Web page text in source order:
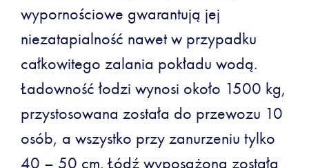
wypornościowe gwarantują jej
niezatapialność nawet w przypadku
całkowitego zalania pokładu wodą.
Ładowność łodzi wynosi około 1500 kg,
przystosowana została do przewozu 10
osób, a wszystko przy zanurzeniu tylko
40 – 50 cm. Łódź wyposażona została